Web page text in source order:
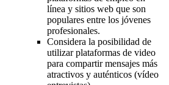
línea y sitios web que son
populares entre los jóvenes
profesionales.
Considera la posibilidad de
utilizar plataformas de video
para compartir mensajes más
atractivos y auténticos (vídeo